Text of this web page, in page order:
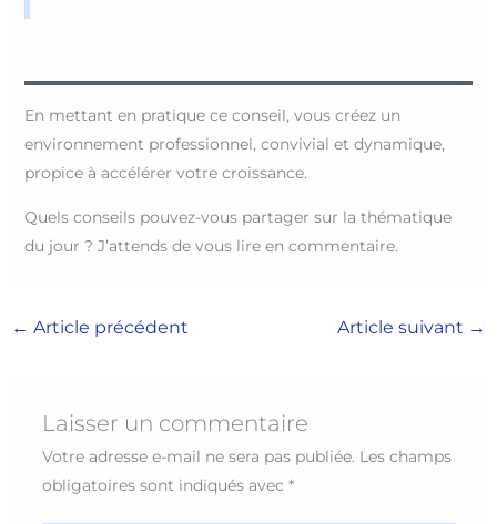
En mettant en pratique ce conseil, vous créez un
environnement professionnel, convivial et dynamique,
propice à accélérer votre croissance.
Quels conseils pouvez-vous partager sur la thématique
du jour ? J’attends de vous lire en commentaire.
← Article précédent Article suivant →
Laisser un commentaire
Votre adresse e-mail ne sera pas publiée. Les champs
obligatoires sont indiqués avec *